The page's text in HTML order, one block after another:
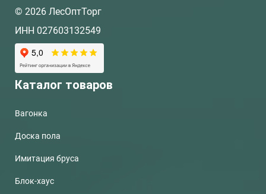
© 2026 ЛесОптТорг
ИНН 027603132549
Каталог товаров
Вагонка
Доска пола
Имитация бруса
Блок-хаус